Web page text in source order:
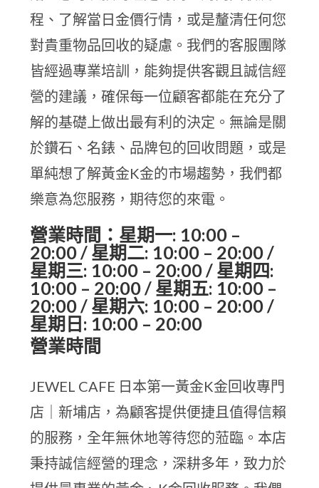
程、了解當日金價行情，或是釐清任何您
對貴重物品回收的疑慮。我們的客服團隊
皆經過專業培訓，能夠提供客觀且誠信經
營的建議，確保每一位顧客都能在充分了
解的基礎上做出最有利的決定。無論是關
於鑽石、名錶、品牌包的回收問題，或是
單純想了解黃金K金的市場趨勢，我們都
樂意為您服務，期待您的來電。
營業時間：星期一: 10:00 –
20:00 / 星期二: 10:00 – 20:00 /
星期三: 10:00 – 20:00 / 星期四:
10:00 – 20:00 / 星期五: 10:00 –
20:00 / 星期六: 10:00 – 20:00 /
星期日: 10:00 – 20:00
營業時間
JEWEL CAFE 日本第一黃金K金回收專門
店｜新埔店，為顧客提供便捷且值得信賴
的服務，全年無休地等待您的蒞臨。本店
秉持誠信經營的理念，深耕多年，致力於